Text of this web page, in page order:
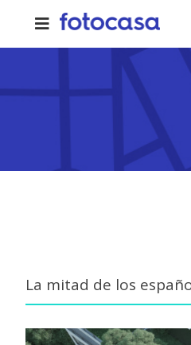
content
La mitad de los
View